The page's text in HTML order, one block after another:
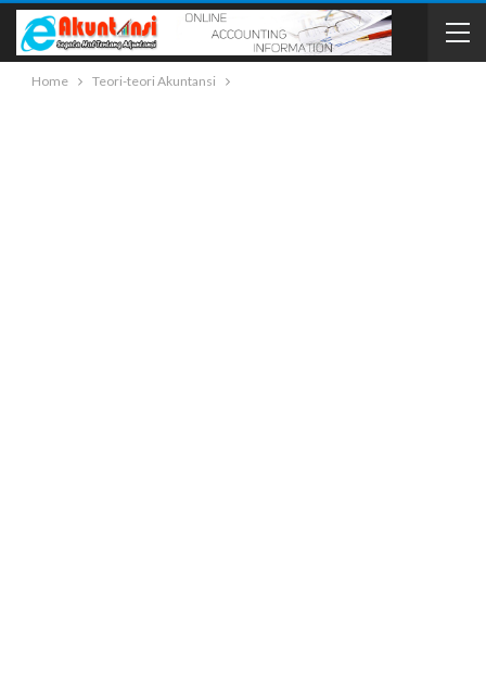
Home Teori-teori Akuntansi